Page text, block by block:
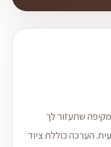
שתעזור לך
הערכה כוללת ציוד